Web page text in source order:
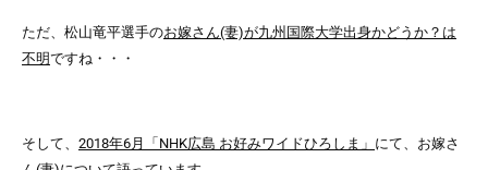
ただ、松山竜平選手のお嫁さん(妻)が九州国際大学出身かどうか？は
不明ですね・・・
そして、 2018年6月「NHK広島 お好みワイドひろしま」 にて、お嫁さ